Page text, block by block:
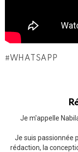
WHATSAPP
Je m'appelle
Je suis passionnée
rédaction, la